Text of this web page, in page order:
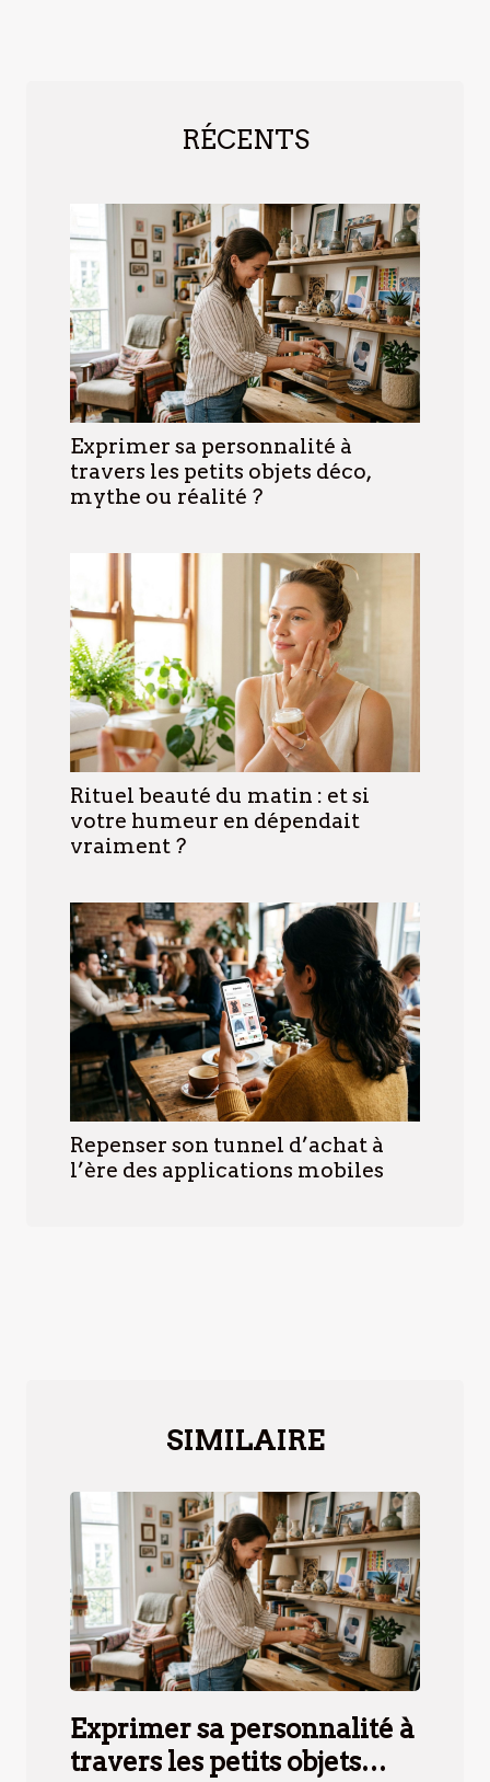
RÉCENTS
Exprimer sa personnalité à
travers les petits objets déco,
mythe ou réalité ?
Rituel beauté du matin : et si
votre humeur en dépendait
vraiment ?
Repenser son tunnel d’achat à
l’ère des applications mobiles
SIMILAIRE
Exprimer sa personnalité à
travers les petits objets